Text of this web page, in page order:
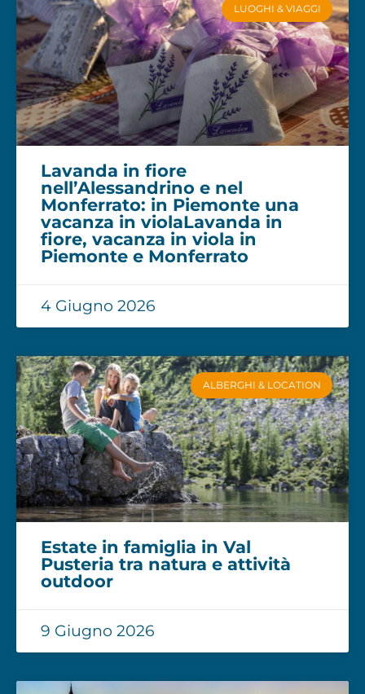
LUOGHI & VIAGGI
Lavanda in fiore
nell’Alessandrino e nel
Monferrato: in Piemonte una
vacanza in violaLavanda in
fiore, vacanza in viola in
Piemonte e Monferrato
4 Giugno 2026
ALBERGHI & LOCATION
Estate in famiglia in Val
Pusteria tra natura e attività
outdoor
9 Giugno 2026